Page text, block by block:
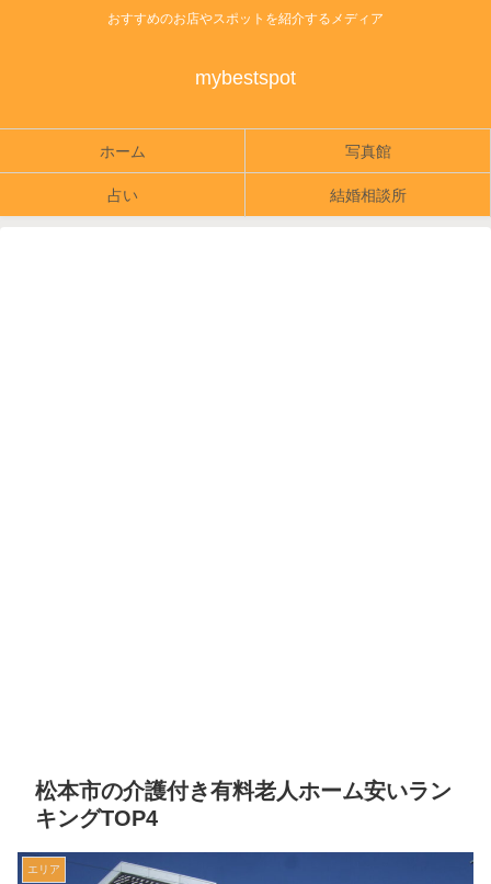
おすすめのお店やスポットを紹介するメディア
mybestspot
ホーム 写真館
占い 結婚相談所
松本市の介護付き有料老人ホーム安いラン
キングTOP4
エリア